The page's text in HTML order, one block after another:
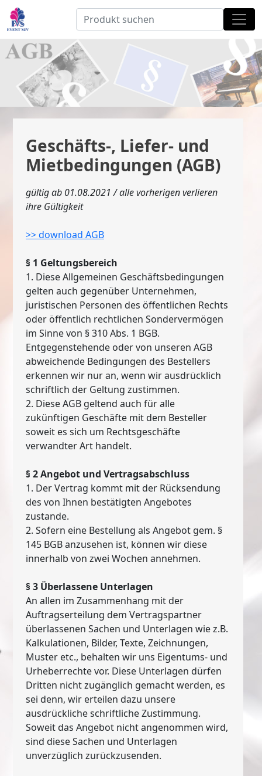
Geschäfts-, Liefer- und
Mietbedingungen (AGB)
gültig ab 01.08.2021 / alle vorherigen verlieren
ihre Gültigkeit
>> download AGB
§ 1 Geltungsbereich
1. Diese Allgemeinen Geschäftsbedingungen
gelten auch gegenüber Unternehmen,
juristischen Personen des öffentlichen Rechts
oder öffentlich rechtlichen Sondervermögen
im Sinne von § 310 Abs. 1 BGB.
Entgegenstehende oder von unseren AGB
abweichende Bedingungen des Bestellers
erkennen wir nur an, wenn wir ausdrücklich
schriftlich der Geltung zustimmen.
2. Diese AGB geltend auch für alle
zukünftigen Geschäfte mit dem Besteller
soweit es sich um Rechtsgeschäfte
verwandter Art handelt.
§ 2 Angebot und Vertragsabschluss
1. Der Vertrag kommt mit der Rücksendung
des von Ihnen bestätigten Angebotes
zustande.
2. Sofern eine Bestellung als Angebot gem. §
145 BGB anzusehen ist, können wir diese
innerhalb von zwei Wochen annehmen.
§ 3 Überlassene Unterlagen
An allen im Zusammenhang mit der
Auftragserteilung dem Vertragspartner
überlassenen Sachen und Unterlagen wie z.B.
Kalkulationen, Bilder, Texte, Zeichnungen,
Muster etc., behalten wir uns Eigentums- und
Urheberrechte vor. Diese Unterlagen dürfen
Dritten nicht zugänglich gemacht werden, es
sei denn, wir erteilen dazu unsere
ausdrückliche schriftliche Zustimmung.
Soweit das Angebot nicht angenommen wird,
sind diese Sachen und Unterlagen
unverzüglich zurückzusenden.